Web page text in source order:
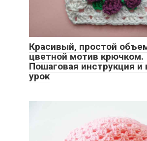
Красивый, простой
цветной мотив крючком.
Пошаговая инструкция и
урок